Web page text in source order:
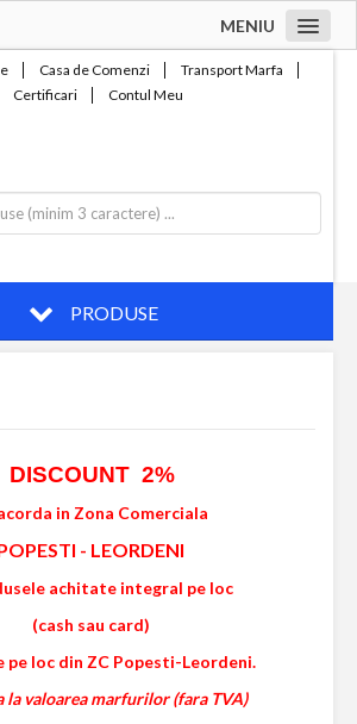
MENIU
Casa de Comenzi
Transport Marfa
Certificari
Contul Meu
PRODUSE
DISCOUNT 2%
in Zona Comerciala
- LEORDENI
achitate integral pe loc
(cash sau card)
pe loc din ZC Popesti-Leordeni.
la valoarea marfurilor (fara TVA)